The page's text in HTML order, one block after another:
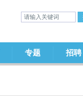
专题 招聘